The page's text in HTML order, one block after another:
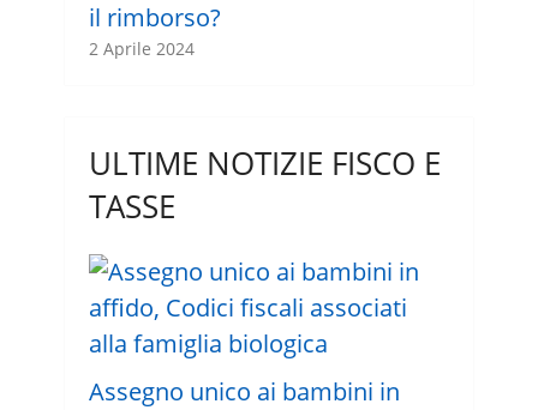
il rimborso?
2 Aprile 2024
ULTIME NOTIZIE FISCO E
TASSE
Assegno unico ai bambini in